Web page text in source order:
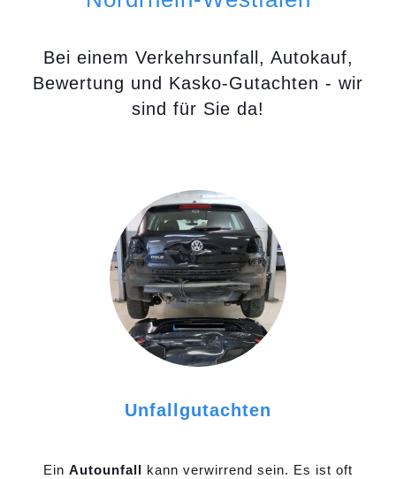
Bei einem Verkehrsunfall, Autokauf,
Bewertung und Kasko-Gutachten - wir
sind für Sie da!
Unfallgutachten
Ein Autounfall kann verwirrend sein. Es ist oft